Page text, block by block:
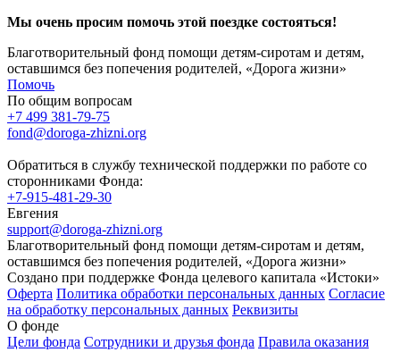
Мы очень просим помочь этой поездке состояться!
Благотворительный фонд помощи детям-сиротам и детям,
оставшимся без попечения родителей, «Дорога жизни»
Помочь
По общим вопросам
+7 499 381-79-75
fond@doroga-zhizni.org
Обратиться в службу технической поддержки по работе со
сторонниками Фонда:
+7-915-481-29-30
Евгения
support@doroga-zhizni.org
Благотворительный фонд помощи детям-сиротам и детям,
оставшимся без попечения родителей, «Дорога жизни»
Создано при поддержке Фонда целевого капитала «Истоки»
Оферта Политика обработки персональных данных Согласие
на обработку персональных данных Реквизиты
О фонде
Цели фонда Сотрудники и друзья фонда Правила оказания